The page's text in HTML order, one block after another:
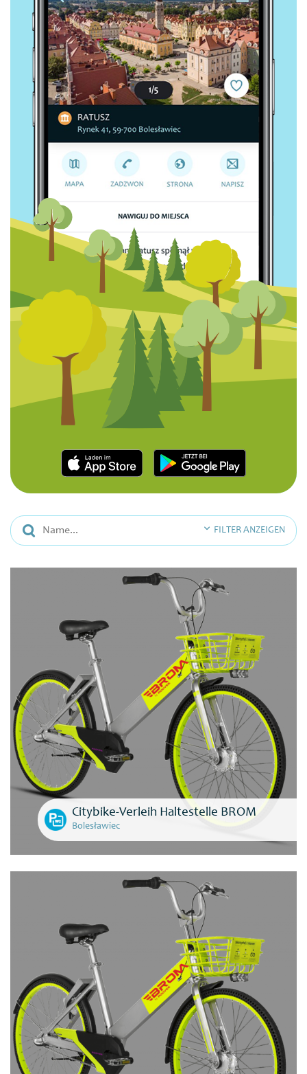
FILTER ANZEIGEN
Citybike-Verleih Haltestelle BROM
Bolesławiec